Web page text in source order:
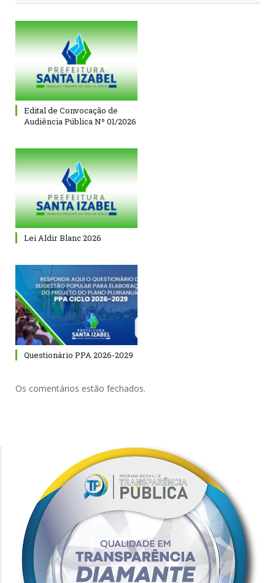
Edital de Convocação de
Audiência Pública Nº 01/2026
Lei Aldir Blanc 2026
Questionário PPA 2026-2029
Os comentários estão fechados.